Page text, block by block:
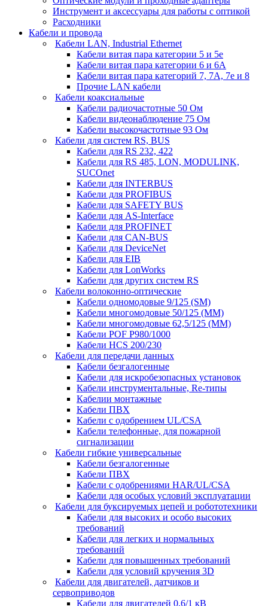
Инструмент и аксессуары для работы с оптикой
Расходники
Кабели и провода
Кабели LAN, Industrial Ethernet
Кабели витая пара категории 5 и 5е
Кабели витая пара категории 6 и 6A
Кабели витая пара категорий 7, 7А, 7е и 8
Прочие LAN кабели
Кабели коаксиальные
Кабели радиочастотные 50 Ом
Кабели видеонаблюдение 75 Ом
Кабели высокочастотные 93 Ом
Кабели для систем RS, BUS
Кабели для RS 232, 422
Кабели для RS 485, LON, MODULINK,
SUCOnet
Кабели для INTERBUS
Кабели для PROFIBUS
Кабели для SAFETY BUS
Кабели для AS-Interface
Кабели для PROFINET
Кабели для CAN-BUS
Кабели для DeviceNet
Кабели для EIB
Кабели для LonWorks
Кабели для других систем RS
Кабели волоконно-оптические
Кабели одномодовые 9/125 (SM)
Кабели многомодовые 50/125 (ММ)
Кабели многомодовые 62,5/125 (ММ)
Кабели POF P980/1000
Кабели HCS 200/230
Кабели для передачи данных
Кабели безгалогенные
Кабели для искробезопасных установок
Кабели инструментальные, Re-типы
Кабелии монтажные
Кабели ПВХ
Кабели с одобрением UL/CSA
Кабели телефонные, для пожарной
сигнализации
Кабели гибкие универсальные
Кабели безгалогенные
Кабели ПВХ
Кабели с одобрениями HAR/UL/CSA
Кабели для особых условий эксплуатации
Кабели для буксируемых цепей и робототехники
Кабели для высоких и особо высоких
требований
Кабели для легких и нормальных
требований
Кабели для повышенных требований
Кабели для условий кручения 3D
Кабели для двигателей, датчиков и
сервоприводов
Кабели для двигателей 0,6/1 кВ